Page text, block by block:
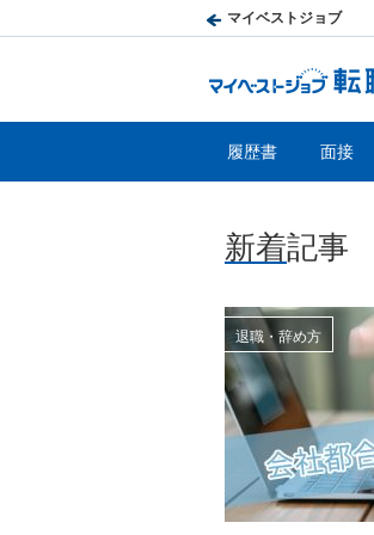
履歴書 面接
新着記事
退職・辞め方
マイベストジョブ